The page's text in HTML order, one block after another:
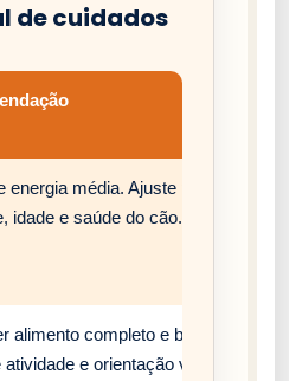
de cuidados
energia média. Ajuste passeios,
idade e saúde do cão.
alimento completo e balanceado,
e orientação veterinária.